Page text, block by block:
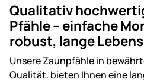
Qualitativ
Pfähle – einfache
robust, lange
Unsere Zaunpfähle in
Qualität. bieten Ihnen eine